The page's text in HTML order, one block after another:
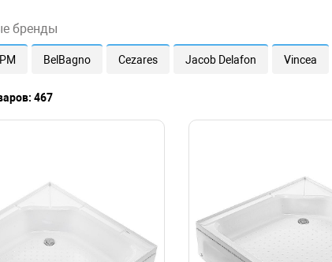
бренды
BelBagno Cezares Jacob Delafon Vincea
467